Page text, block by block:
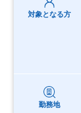
対象となる方
勤務地